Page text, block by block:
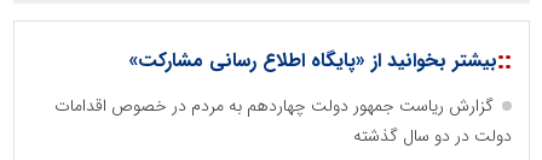
::بیشتر بخوانید از «پایگاه اطلاع رسانی مشارکت»
گزارش ریاست جمهور دولت چهاردهم به مردم در خصوص اقدامات
دولت در دو سال گذشته